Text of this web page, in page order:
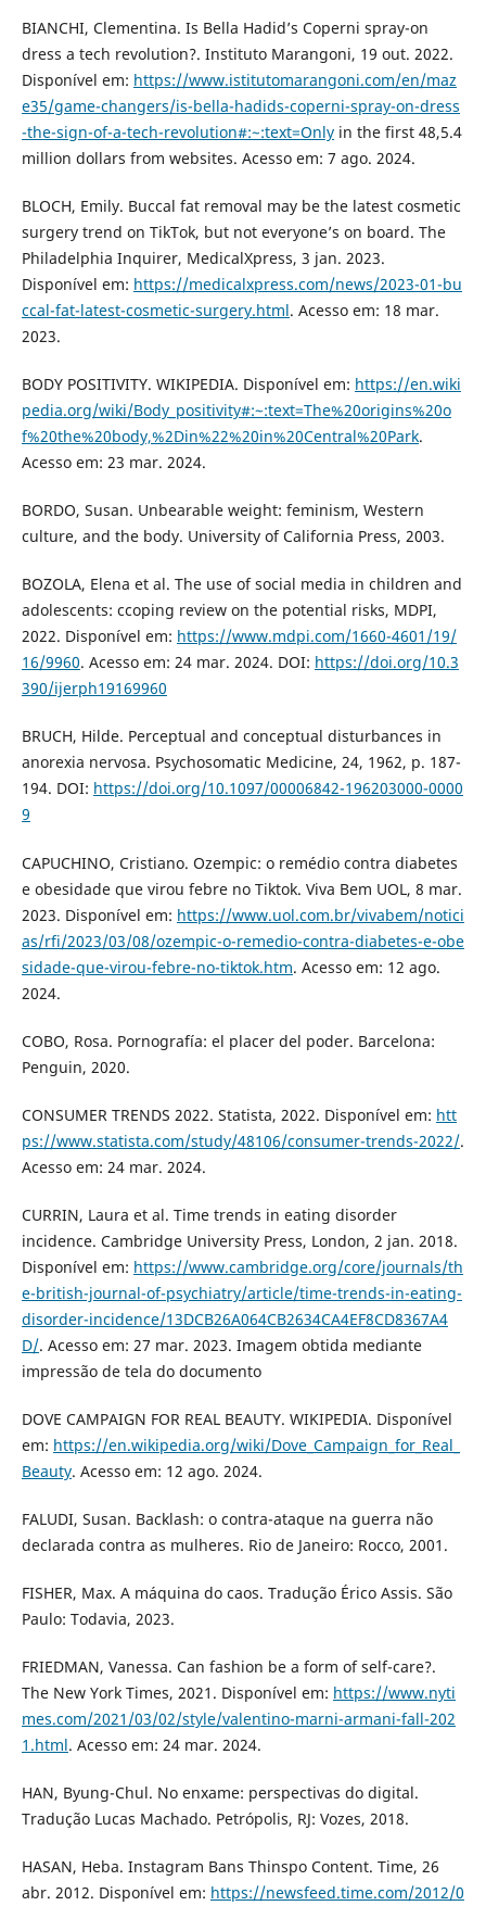
BIANCHI, Clementina. Is Bella Hadid’s Coperni spray-on
dress a tech revolution?. Instituto Marangoni, 19 out. 2022.
Disponível em: https://www.istitutomarangoni.com/en/maz
e35/game-changers/is-bella-hadids-coperni-spray-on-dress
-the-sign-of-a-tech-revolution#:~:text=Onlyin the first 48,5.4
million dollars from websites. Acesso em: 7 ago. 2024.
BLOCH, Emily. Buccal fat removal may be the latest cosmetic
surgery trend on TikTok, but not everyone’s on board. The
Philadelphia Inquirer, MedicalXpress, 3 jan. 2023.
Disponível em: https://medicalxpress.com/news/2023-01-bu
ccal-fat-latest-cosmetic-surgery.html. Acesso em: 18 mar.
2023.
BODY POSITIVITY. WIKIPEDIA. Disponível em: https://en.wiki
pedia.org/wiki/Body_positivity#:~:text=The%20origins%20o
f%20the%20body,%2Din%22%20in%20Central%20Park.
Acesso em: 23 mar. 2024.
BORDO, Susan. Unbearable weight: feminism, Western
culture, and the body. University of California Press, 2003.
BOZOLA, Elena et al. The use of social media in children and
adolescents: ccoping review on the potential risks, MDPI,
2022. Disponível em: https://www.mdpi.com/1660-4601/19/
16/9960. Acesso em: 24 mar. 2024. DOI: https://doi.org/10.3
390/ijerph19169960
BRUCH, Hilde. Perceptual and conceptual disturbances in
anorexia nervosa. Psychosomatic Medicine, 24, 1962, p. 187-
194. DOI: https://doi.org/10.1097/00006842-196203000-0000
9
CAPUCHINO, Cristiano. Ozempic: o remédio contra diabetes
e obesidade que virou febre no Tiktok. Viva Bem UOL, 8 mar.
2023. Disponível em: https://www.uol.com.br/vivabem/notici
as/rfi/2023/03/08/ozempic-o-remedio-contra-diabetes-e-obe
sidade-que-virou-febre-no-tiktok.htm. Acesso em: 12 ago.
2024.
COBO, Rosa. Pornografía: el placer del poder. Barcelona:
Penguin, 2020.
CONSUMER TRENDS 2022. Statista, 2022. Disponível em: htt
ps://www.statista.com/study/48106/consumer-trends-2022/.
Acesso em: 24 mar. 2024.
CURRIN, Laura et al. Time trends in eating disorder
incidence. Cambridge University Press, London, 2 jan. 2018.
Disponível em: https://www.cambridge.org/core/journals/th
e-british-journal-of-psychiatry/article/time-trends-in-eating-
disorder-incidence/13DCB26A064CB2634CA4EF8CD8367A4
D/. Acesso em: 27 mar. 2023. Imagem obtida mediante
impressão de tela do documento
DOVE CAMPAIGN FOR REAL BEAUTY. WIKIPEDIA. Disponível
em: https://en.wikipedia.org/wiki/Dove_Campaign_for_Real_
Beauty. Acesso em: 12 ago. 2024.
FALUDI, Susan. Backlash: o contra-ataque na guerra não
declarada contra as mulheres. Rio de Janeiro: Rocco, 2001.
FISHER, Max. A máquina do caos. Tradução Érico Assis. São
Paulo: Todavia, 2023.
FRIEDMAN, Vanessa. Can fashion be a form of self-care?.
The New York Times, 2021. Disponível em: https://www.nyti
mes.com/2021/03/02/style/valentino-marni-armani-fall-202
1.html. Acesso em: 24 mar. 2024.
HAN, Byung-Chul. No enxame: perspectivas do digital.
Tradução Lucas Machado. Petrópolis, RJ: Vozes, 2018.
HASAN, Heba. Instagram Bans Thinspo Content. Time, 26
abr. 2012. Disponível em: https://newsfeed.time.com/2012/0